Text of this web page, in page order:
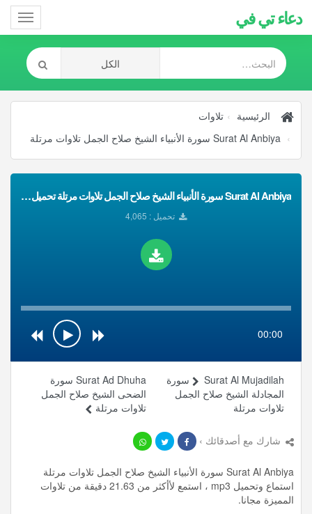
دعاء تي في
الرئيسية
تلاوات
Surat Al Anbiya سورة الأنبياء الشيخ صلاح الجمل تلاوات مرتلة تحميل Mp3
تحميل : 4,065
00:00
Surat Ad Dhuha سورة
الضحى الشيخ صلاح الجمل
تلاوات مرتلة
Surat Al Mujadilah سورة
المجادلة الشيخ صلاح الجمل
تلاوات مرتلة
شارك مع أصدقائك ›
Surat Al Anbiya سورة الأنبياء الشيخ صلاح الجمل تلاوات مرتلة
استماع وتحميل mp3 ، استمع لأأكثر من 21.63 دقيقة من تلاوات
المميزة مجانا.